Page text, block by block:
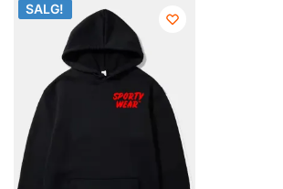
SALG!
SALG!